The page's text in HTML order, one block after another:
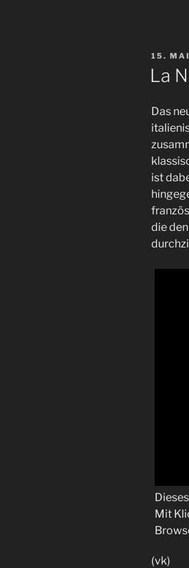
AM
15.
La
Das
ist
die
Mit
(vk)